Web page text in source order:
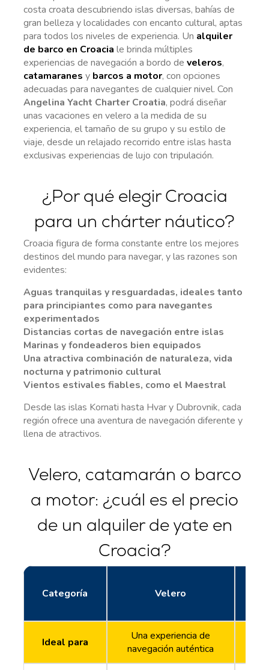
costa croata descubriendo islas diversas, bahías de
gran belleza y localidades con encanto cultural, aptas
para todos los niveles de experiencia. Un alquiler
de barco en Croacia le brinda múltiples
experiencias de navegación a bordo de veleros,
catamaranes y barcos a motor, con opciones
adecuadas para navegantes de cualquier nivel. Con
Angelina Yacht Charter Croatia, podrá diseñar
unas vacaciones en velero a la medida de su
experiencia, el tamaño de su grupo y su estilo de
viaje, desde un relajado recorrido entre islas hasta
exclusivas experiencias de lujo con tripulación.
¿Por qué elegir Croacia
para un chárter náutico?
Croacia figura de forma constante entre los mejores
destinos del mundo para navegar, y las razones son
evidentes:
Aguas tranquilas y resguardadas, ideales tanto
para principiantes como para navegantes
experimentados
Distancias cortas de navegación entre islas
Marinas y fondeaderos bien equipados
Una atractiva combinación de naturaleza, vida
nocturna y patrimonio cultural
Vientos estivales fiables, como el Maestral
Desde las islas Kornati hasta Hvar y Dubrovnik, cada
región ofrece una aventura de navegación diferente y
llena de atractivos.
Velero, catamarán o barco
a motor: ¿cuál es el precio
de un alquiler de yate en
Croacia?
Categoría Velero
Ideal para
Una experiencia de
navegación auténtica